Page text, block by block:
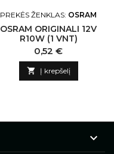
PREKĖS ŽENKLAS: OSRAM
OSRAM ORIGINALI 12V
R10W (1 VNT)
Kaina
0,52 €
 Į krepšelį
